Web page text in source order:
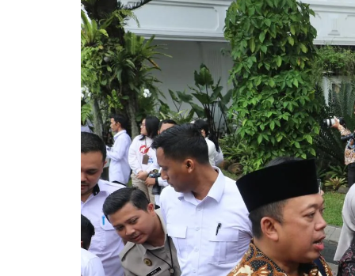
Pemkab Kapuas
Pemkab Pulpis
Pemkab Katingan
Pemkab Kobar
Pemkab Kotim
Pemkab Lamandau
Pemkab Seruyan
Pemkab Sukamara
DPRD Kapuas
DPRD Katingan
DPRD Kobar
DPRD Kotim
DPRD Lamandau
DPRD Pulang Pisau
DPRD Seruyan
DPRD Sukamara